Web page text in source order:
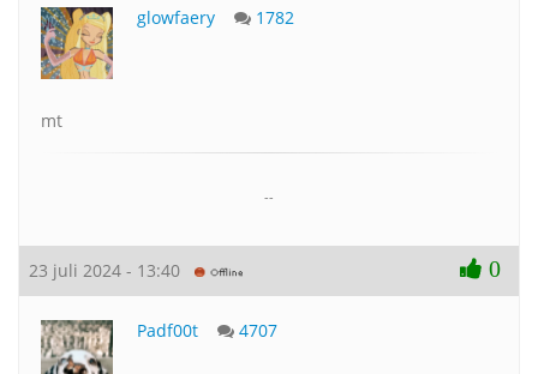
glowfaery 1782
mt
--
23 juli 2024 - 13:40 0
Padf00t 4707